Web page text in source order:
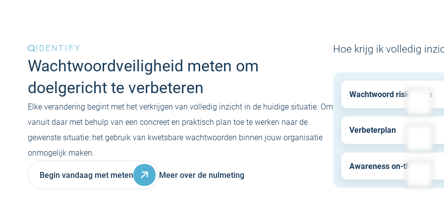
IDENTIFY
Wachtwoordveiligheid meten om
doelgericht te verbeteren
Elke verandering begint met het verkrijgen van volledig inzicht in de huidige situatie. Om
vanuit daar met behulp van een concreet en praktisch plan toe te werken naar de
gewenste situatie: het gebruik van kwetsbare wachtwoorden binnen jouw organisatie
onmogelijk maken.
Begin vandaag met meten Meer over de nulmeting
Hoe krijg ik volledig
Wachtwoord risicoscan
Krijg inzicht in de
alle wachtwoorden binnen
organisatie en welke
Verbeterplan
Ontvang praktische
voor het verbeteren van de
wachtwoordveiligheid
Awareness on-the-job
Maak medewerkers tijdens